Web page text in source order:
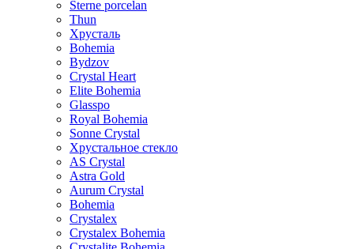
Sterne porcelan
Thun
Хрусталь
Bohemia
Bydzov
Crystal Heart
Elite Bohemia
Glasspo
Royal Bohemia
Sonne Crystal
Хрустальное стекло
AS Crystal
Astra Gold
Aurum Crystal
Bohemia
Crystalex
Crystalex Bohemia